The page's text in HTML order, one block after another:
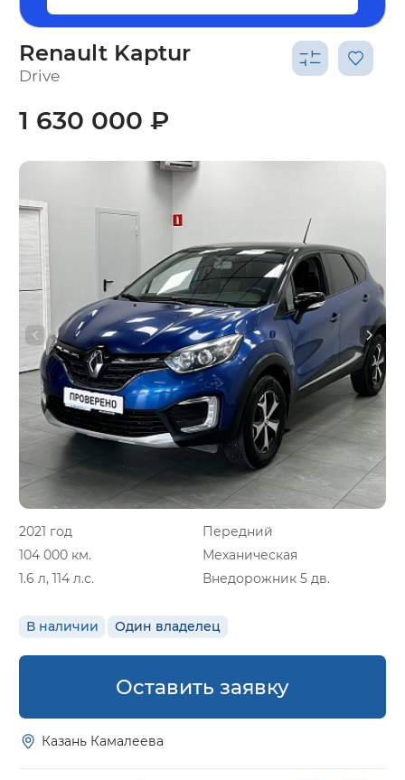
Renault Kaptur
Drive
2021 год
Передний
104 000 км.
Механическая
1.6 л, 114 л.с.
Внедорожник 5 дв.
В наличии Один владелец
1 630 000 ₽
Оставить заявку
Казань Камалеева